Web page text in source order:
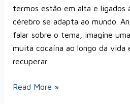
termos estão em alta e ligados
cérebro se adapta ao mundo.
falar sobre o tema, imagine
muita cocaína ao longo da vida
recuperar.
Read More »